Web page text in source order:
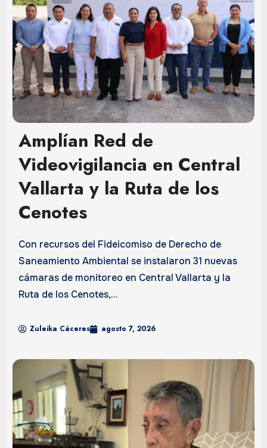
Amplían Red de
Videovigilancia en Central
Vallarta y la Ruta de los
Cenotes
Con recursos del Fideicomiso de Derecho de
Saneamiento Ambiental se instalaron 31 nuevas
cámaras de monitoreo en Central Vallarta y la
Ruta de los Cenotes,...
Zuleika Cáceres agosto 7, 2026